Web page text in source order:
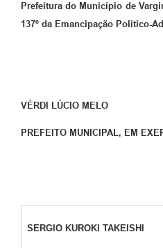
Prefeitura do Município de
137º da Emancipação Político-
VÉRDI LÚCIO MELO
PREFEITO MUNICIPAL, EM
SERGIO KUROKI TAKEISHI